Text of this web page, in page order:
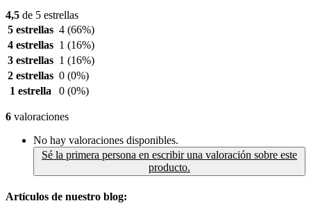
4,5 de 5 estrellas
5 estrellas 4 (66%)
4 estrellas 1 (16%)
3 estrellas 1 (16%)
2 estrellas 0 (0%)
1 estrella
0 (0%)
6 valoraciones
No hay valoraciones disponibles.
Sé la primera persona en escribir una valoración sobre este
producto.
Artículos de nuestro blog: